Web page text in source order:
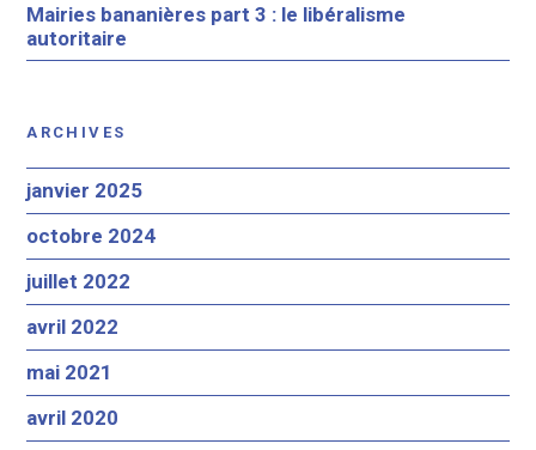
Mairies bananières part 3 : le libéralisme
autoritaire
ARCHIVES
janvier 2025
octobre 2024
juillet 2022
avril 2022
mai 2021
avril 2020